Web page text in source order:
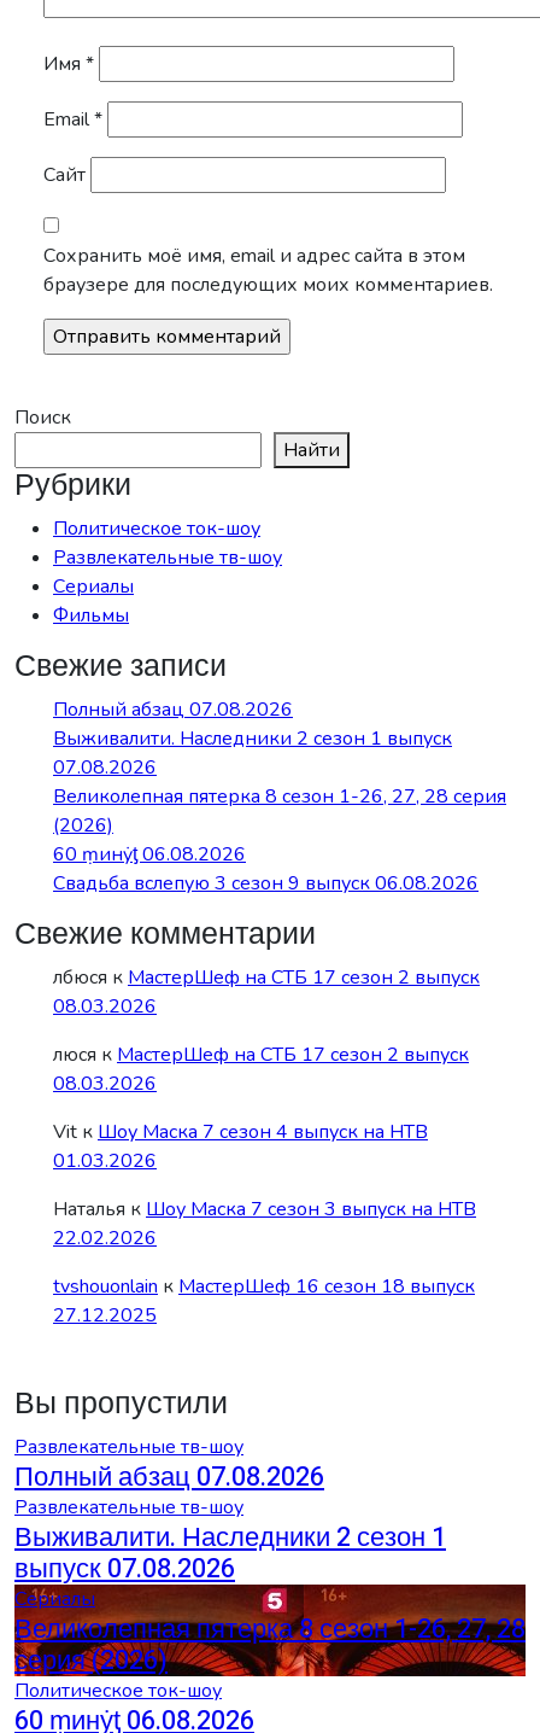
Имя *
Email*
Сайт
Сохранить моё имя, email и адрес сайта в этом
браузере для последующих моих комментариев.
Поиск
Найти
Рубрики
Политическое ток-шоу
Развлекательные тв-шоу
Сериалы
Фильмы
Свежие записи
Полный абзац 07.08.2026
Выживалити. Наследники 2 сезон 1 выпуск
07.08.2026
Великолепная пятерка 8 сезон 1-26, 27, 28 серия
(2026)
60 ṃинẏƫ 06.08.2026
Свадьба вслепую 3 сезон 9 выпуск 06.08.2026
Свежие комментарии
лбюся к МастерШеф на СТБ 17 сезон 2 выпуск
08.03.2026
люся к МастерШеф на СТБ 17 сезон 2 выпуск
08.03.2026
Vit к Шоу Маска 7 сезон 4 выпуск на НТВ
01.03.2026
Наталья к Шоу Маска 7 сезон 3 выпуск на НТВ
22.02.2026
tvshouonlain к МастерШеф 16 сезон 18 выпуск
27.12.2025
Вы пропустили
Развлекательные тв-шоу
Полный абзац 07.08.2026
Развлекательные тв-шоу
Выживалити. Наследники 2 сезон 1
выпуск 07.08.2026
Сериалы
Великолепная пятерка 8 сезон 1-26, 27, 28
серия (2026)
Политическое ток-шоу
60 ṃинẏƫ 06.08.2026